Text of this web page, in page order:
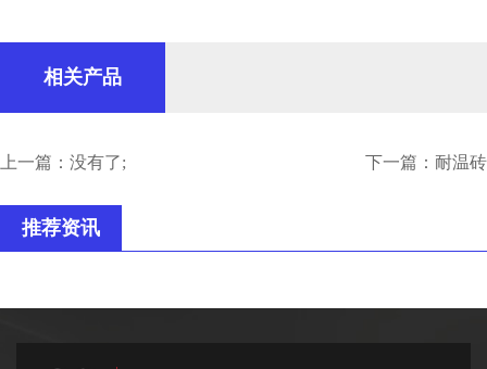
相关产品
上一篇：没有了; 下一篇： 耐温砖
推荐资讯